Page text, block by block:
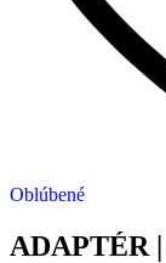
Oblúbené
ADAPTÉR